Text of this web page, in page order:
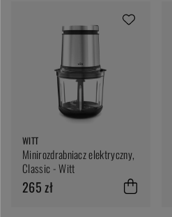
WITT
Minirozdrabniacz elektryczny,
Classic - Witt
265 zł